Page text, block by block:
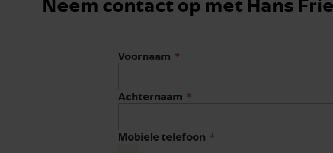
Neem contact op met Hans
Voornaam
Achternaam
Mobiele telefoon